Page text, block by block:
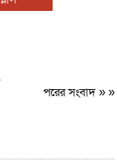
পরের সংবাদ» »